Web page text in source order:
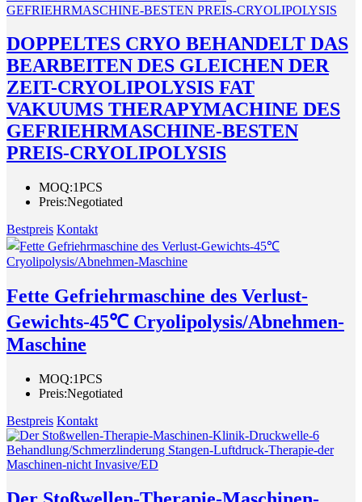
DOPPELTES CRYO BEHANDELT DAS
BEARBEITEN DES GLEICHEN DER
ZEIT-CRYOLIPOLYSIS FAT
VAKUUMS THERAPYMACHINE DES
GEFRIEHRMASCHINE-BESTEN
PREIS-CRYOLIPOLYSIS
MOQ:1PCS
Preis:Negotiated
Bestpreis Kontakt
Fette Gefriehrmaschine des Verlust-
Gewichts-45℃ Cryolipolysis/Abnehmen-
Maschine
MOQ:1PCS
Preis:Negotiated
Bestpreis Kontakt